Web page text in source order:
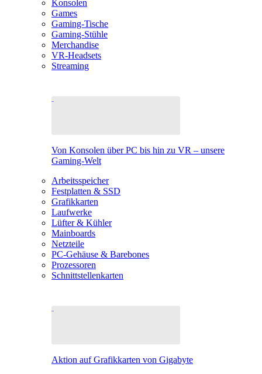
Konsolen
Games
Gaming-Tische
Gaming-Stühle
Merchandise
VR-Headsets
Streaming
Von Konsolen über PC bis hin zu VR – unsere
Gaming-Welt
Arbeitsspeicher
Festplatten & SSD
Grafikkarten
Laufwerke
Lüfter & Kühler
Mainboards
Netzteile
PC-Gehäuse & Barebones
Prozessoren
Schnittstellenkarten
Aktion auf Grafikkarten von Gigabyte